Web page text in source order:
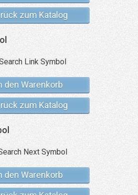
zum Katalog
den Warenkorb
zum Katalog
den Warenkorb